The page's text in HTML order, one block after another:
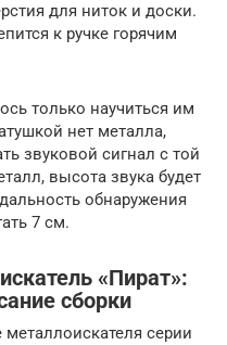
для ниток и доски.
к ручке горячим
только научиться им
нет металла,
звуковой сигнал с той
высота звука будет
обнаружения
7 см.
«Пират»:
сборки
серии